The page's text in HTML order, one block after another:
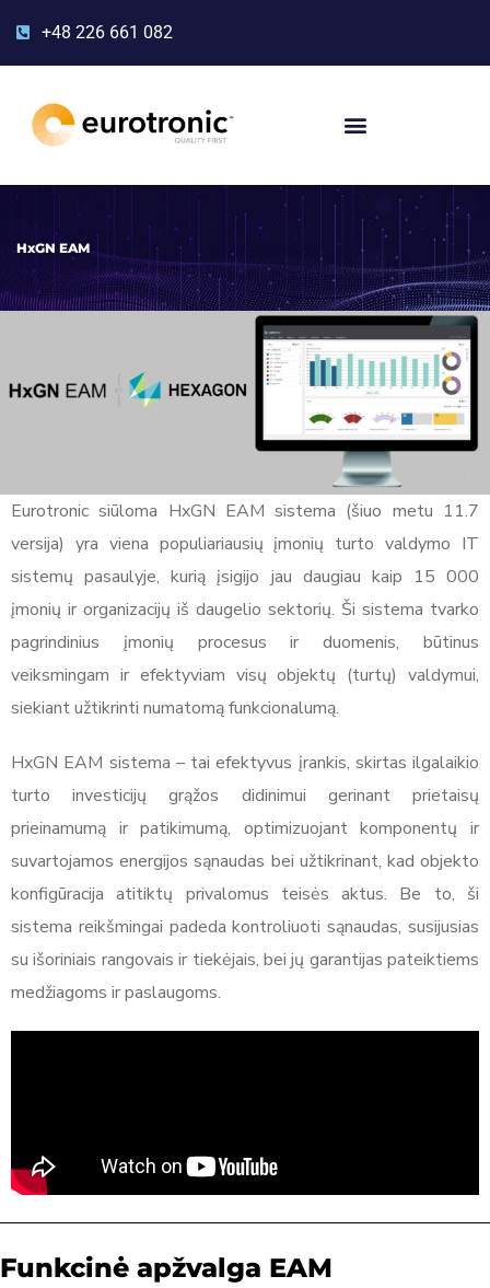
+48 226 661 082
HxGN EAM
Eurotronic siūloma HxGN EAM sistema (šiuo metu 11.7
versija) yra viena populiariausių įmonių turto valdymo IT
sistemų pasaulyje, kurią įsigijo jau daugiau kaip 15 000
įmonių ir organizacijų iš daugelio sektorių. Ši sistema tvarko
pagrindinius įmonių procesus ir duomenis, būtinus
veiksmingam ir efektyviam visų objektų (turtų) valdymui,
siekiant užtikrinti numatomą funkcionalumą.
HxGN EAM sistema – tai efektyvus įrankis, skirtas ilgalaikio
turto investicijų grąžos didinimui gerinant prietaisų
prieinamumą ir patikimumą, optimizuojant komponentų ir
suvartojamos energijos sąnaudas bei užtikrinant, kad objekto
konfigūracija atitiktų privalomus teisės aktus. Be to, ši
sistema reikšmingai padeda kontroliuoti sąnaudas, susijusias
su išoriniais rangovais ir tiekėjais, bei jų garantijas pateiktiems
medžiagoms ir paslaugoms.
Funkcinė apžvalga EAM